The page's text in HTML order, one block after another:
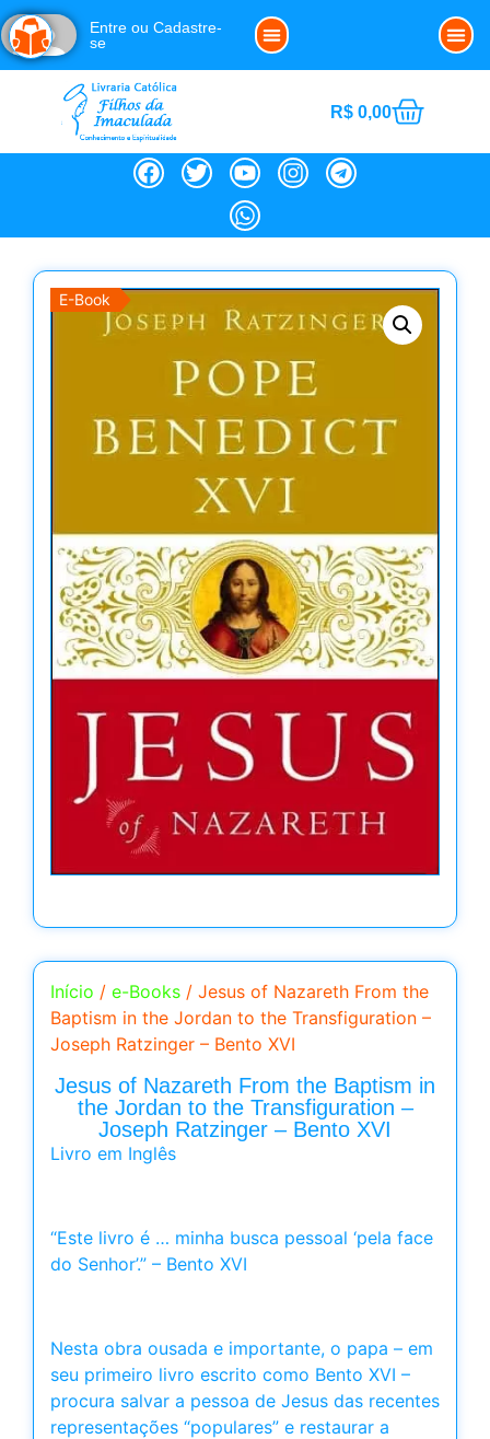
Entre ou Cadastre-
se
R$0,00
E-Book
Início / e-Books / Jesus of Nazareth From the
Baptism in the Jordan to the Transfiguration –
Joseph Ratzinger – Bento XVI
Jesus of Nazareth From the Baptism in
the Jordan to the Transfiguration –
Joseph Ratzinger – Bento XVI
Livro em Inglês
“Este livro é … minha busca pessoal ‘pela face
do Senhor’.” – Bento XVI
Nesta obra ousada e importante, o papa – em
seu primeiro livro escrito como Bento XVI –
procura salvar a pessoa de Jesus das recentes
representações “populares” e restaurar a